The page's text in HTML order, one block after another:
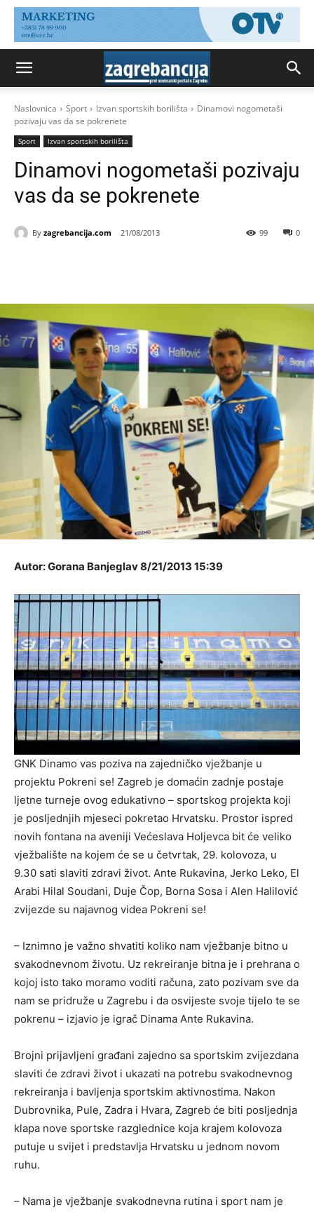
Naslovnica Sport Izvan sportskih borilišta
Dinamovi nogometaši
pozivaju vas da se pokrenete
Sport Izvan sportskih borilišta
Dinamovi nogometaši pozivaju
vas da se pokrenete
By zagrebancija.com 21/08/2013 0
99
Autor: Gorana Banjeglav 8/21/2013 15:39
GNK Dinamo vas poziva na zajedničko vježbanje u
projektu Pokreni se! Zagreb je domaćin zadnje postaje
ljetne turneje ovog edukativno – sportskog projekta koji
je posljednjih mjeseci pokretao Hrvatsku. Prostor ispred
novih fontana na aveniji Većeslava Holjevca bit će veliko
vježbalište na kojem će se u četvrtak, 29. kolovoza, u
9.30 sati slaviti zdravi život. Ante Rukavina, Jerko Leko, El
Arabi Hilal Soudani, Duje Čop, Borna Sosa i Alen Halilović
zvijezde su najavnog videa Pokreni se!
– Iznimno je važno shvatiti koliko nam vježbanje bitno u
svakodnevnom životu. Uz rekreiranje bitna je i prehrana o
kojoj isto tako moramo voditi računa, zato pozivam sve da
nam se pridruže u Zagrebu i da osvijeste svoje tijelo te se
pokrenu – izjavio je igrač Dinama Ante Rukavina.
Brojni prijavljeni građani zajedno sa sportskim zvijezdana
slaviti će zdravi život i ukazati na potrebu svakodnevnog
rekreiranja i bavljenja sportskim aktivnostima. Nakon
Dubrovnika, Pule, Zadra i Hvara, Zagreb će biti posljednja
klapa nove sportske razglednice koja krajem kolovoza
putuje u svijet i predstavlja Hrvatsku u jednom novom
ruhu.
– Nama je vježbanje svakodnevna rutina i sport nam je